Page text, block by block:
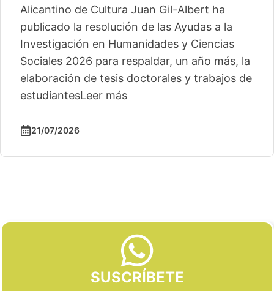
Alicantino de Cultura Juan Gil-Albert ha
publicado la resolución de las Ayudas a la
Investigación en Humanidades y Ciencias
Sociales 2026 para respaldar, un año más, la
elaboración de tesis doctorales y trabajos de
estudiantesLeer más
21/07/2026
SUSCRÍBETE